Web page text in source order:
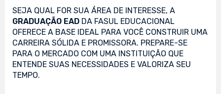
SEJA QUAL FOR SUA ÁREA DE INTERESSE, A
GRADUAÇÃO EAD DA FASUL EDUCACIONAL
OFERECE A BASE IDEAL PARA VOCÊ CONSTRUIR UMA
CARREIRA SÓLIDA E PROMISSORA. PREPARE-SE
PARA O MERCADO COM UMA INSTITUIÇÃO QUE
ENTENDE SUAS NECESSIDADES E VALORIZA SEU
TEMPO.